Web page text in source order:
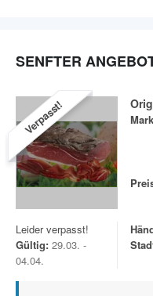
SENFTER
Verpasst!
Leider verpasst!
Gültig: 29.03. -
04.04.